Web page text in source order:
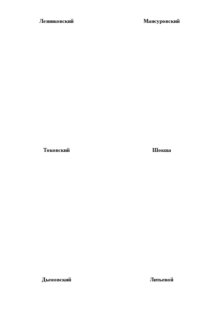
Лезниковский Мансуровский
Токовский Шокша
Дымовский Литьевой